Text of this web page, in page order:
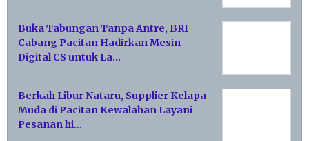
Buka Tabungan Tanpa Antre, BRI
Cabang Pacitan Hadirkan Mesin
Digital CS untuk La…
Berkah Libur Nataru, Supplier Kelapa
Muda di Pacitan Kewalahan Layani
Pesanan hi…